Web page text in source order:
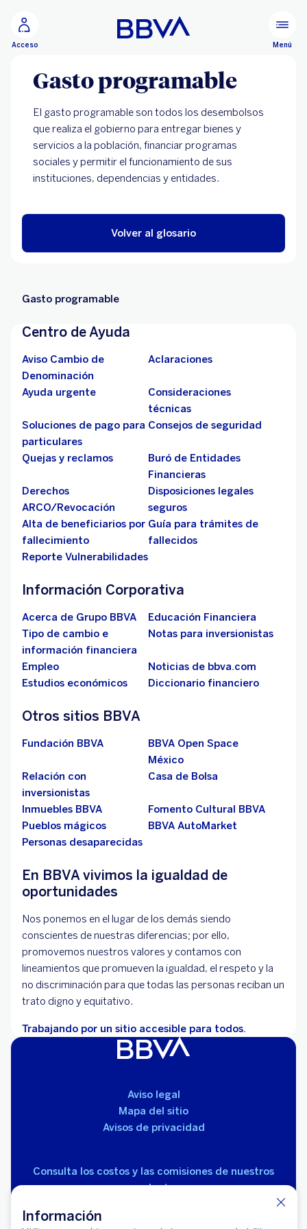
Información
Acceso Menú
Gasto programable
El gasto programable son todos los desembolsos
que realiza el gobierno para entregar bienes y
servicios a la población, financiar programas
sociales y permitir el funcionamiento de sus
instituciones, dependencias y entidades.
Volver al glosario
Gasto programable
Centro de Ayuda
Aviso Cambio de
Denominación
Aclaraciones
Ayuda urgente
Consideraciones
técnicas
Soluciones de pago para
particulares
Consejos de seguridad
Quejas y reclamos
Buró de Entidades
Financieras
Derechos
ARCO/Revocación
Disposiciones legales
seguros
Alta de beneficiarios por
fallecimiento
Guía para trámites de
fallecidos
Reporte Vulnerabilidades
Información Corporativa
Acerca de Grupo BBVA
Educación Financiera
Tipo de cambio e
información financiera
Notas para inversionistas
Empleo
Noticias de bbva.com
Estudios económicos
Diccionario financiero
Otros sitios BBVA
Fundación BBVA
BBVA Open Space
México
Relación con
inversionistas
Casa de Bolsa
Inmuebles BBVA
Fomento Cultural BBVA
Pueblos mágicos
BBVA AutoMarket
Personas desaparecidas
En BBVA vivimos la igualdad de
oportunidades
Nos ponemos en el lugar de los demás siendo
conscientes de nuestras diferencias; por ello,
promovemos nuestros valores y contamos con
lineamientos que promueven la igualdad, el respeto y la
no discriminación para que todas las personas reciban un
trato digno y equitativo.
Trabajando por un sitio accesible para todos.
Aviso legal
Mapa del sitio
Avisos de privacidad
Consulta los costos y las comisiones de nuestros
productos